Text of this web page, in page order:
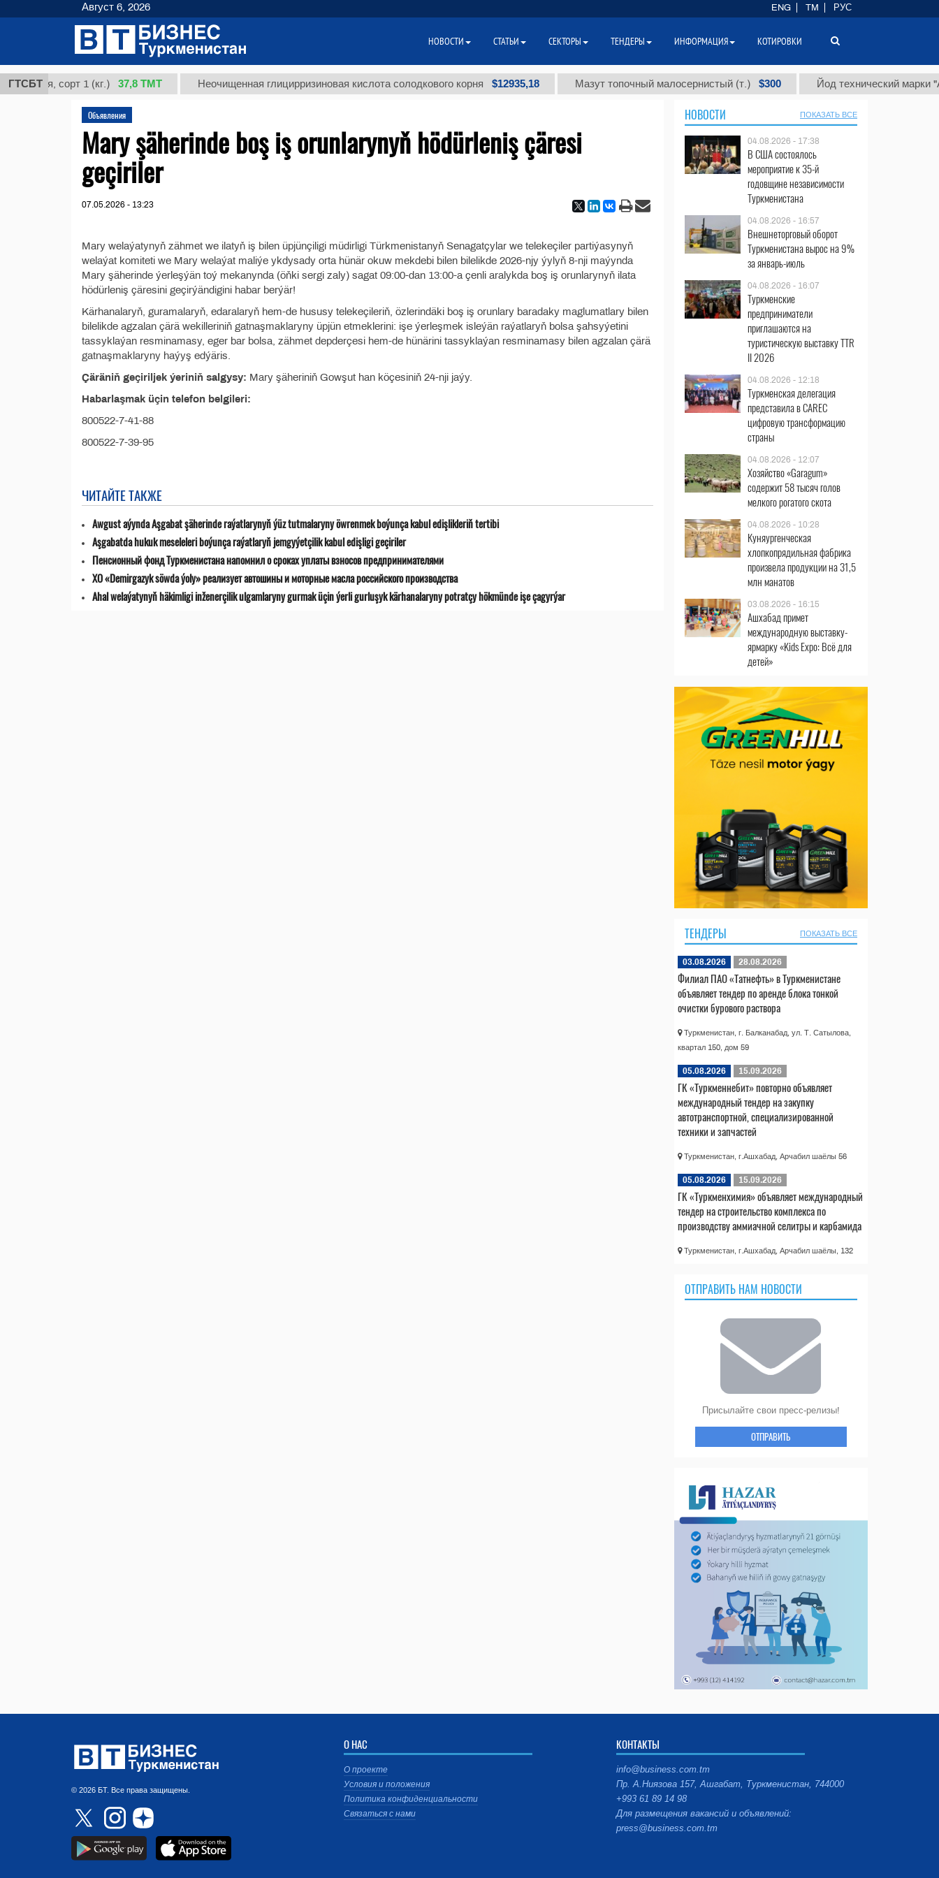
ГТСБТсорт 1 (кг.) 37,8 ТМТ Неочищенная глицирризиновая кислота солодкового корня $12935,18 Мазут топочный малосернистый (т.) $300 Йод технический марки "А"
Объявления
Mary şäherinde boş iş orunlarynyň hödürleniş çäresi
geçiriler
07.05.2026 - 13:23
Mary welaýatynyň zähmet we ilatyň iş bilen üpjünçiligi müdirligi Türkmenistanyň Senagatçylar we telekeçiler partiýasynyň
welaýat komiteti we Mary welaýat maliýe ykdysady orta hünär okuw mekdebi bilen bilelikde 2026-njy ýylyň 8-nji maýynda
Mary şäherinde ýerleşýän toý mekanynda (öňki sergi zaly) sagat 09:00-dan 13:00-a çenli aralykda boş iş orunlarynyň ilata
hödürleniş çäresini geçirýändigini habar berýär!
Kärhanalaryň, guramalaryň, edaralaryň hem-de hususy telekeçileriň, özlerindäki boş iş orunlary baradaky maglumatlary bilen
bilelikde agzalan çärä wekilleriniň gatnaşmaklaryny üpjün etmeklerini: işe ýerleşmek isleýän raýatlaryň bolsa şahsyýetini
tassyklaýan resminamasy, eger bar bolsa, zähmet depderçesi hem-de hünärini tassyklaýan resminamasy bilen agzalan çärä
gatnaşmaklaryny haýyş edýäris.
Çäräniň geçiriljek ýeriniň salgysy: Mary şäheriniň Gowşut han köçesiniň 24-nji jaýy.
Habarlaşmak üçin telefon belgileri:
800522-7-41-88
800522-7-39-95
ЧИТАЙТЕ ТАКЖЕ
Awgust aýynda Aşgabat şäherinde raýatlarynyň ýüz tutmalaryny öwrenmek boýunça kabul edişlikleriň tertibi
Aşgabatda hukuk meseleleri boýunça raýatlaryň jemgyýetçilik kabul edişligi geçiriler
Пенсионный фонд Туркменистана напомнил о сроках уплаты взносов предпринимателями
ХО «Demirgazyk söwda ýoly» реализует автошины и моторные масла российского производства
Ahal welaýatynyň häkimligi inženerçilik ulgamlaryny gurmak üçin ýerli gurluşyk kärhanalaryny potratçy hökmünde işe çagyrýar
НОВОСТИ ПОКАЗАТЬ ВСЕ
04.08.2026 - 17:38
В США состоялось
мероприятие к 35-й
годовщине независимости
Туркменистана
04.08.2026 - 16:57
Внешнеторговый оборот
Туркменистана вырос на 9%
за январь-июль
04.08.2026 - 16:07
Туркменские
предприниматели
приглашаются на
туристическую выставку TTR
II 2026
04.08.2026 - 12:18
Туркменская делегация
представила в CAREC
цифровую трансформацию
страны
04.08.2026 - 12:07
Хозяйство «Garagum»
содержит 58 тысяч голов
мелкого рогатого скота
04.08.2026 - 10:28
Куняургенческая
хлопкопрядильная фабрика
произвела продукции на 31,5
млн манатов
03.08.2026 - 16:15
Ашхабад примет
международную выставку-
ярмарку «Kids Expo: Всё для
детей»
ТЕНДЕРЫ ПОКАЗАТЬ ВСЕ
03.08.2026 28.08.2026
Филиал ПАО «Татнефть» в Туркменистане
объявляет тендер по аренде блока тонкой
очистки бурового раствора
Туркменистан, г. Балканабад, ул. Т. Сатылова,
квартал 150, дом 59
05.08.2026 15.09.2026
ГК «Туркменнебит» повторно объявляет
международный тендер на закупку
автотранспортной, специализированной
техники и запчастей
Туркменистан, г.Ашхабад, Арчабил шаёлы 56
05.08.2026 15.09.2026
ГК «Туркменхимия» объявляет международный
тендер на строительство комплекса по
производству аммиачной селитры и карбамида
Туркменистан, г.Ашхабад, Арчабил шаёлы, 132
ОТПРАВИТЬ НАМ НОВОСТИ
Присылайте свои пресс-релизы!
ОТПРАВИТЬ
© 2026 БТ. Все права защищены.
О НАС
О проекте
Условия и положения
Политика конфиденциальности
Связаться с нами
КОНТАКТЫ
info@business.com.tm
Пр. А.Ниязова 157, Ашгабат, Туркменистан, 744000
+993 61 89 14 98
Для размещения вакансий и объявлений:
press@business.com.tm
Август 6, 2026 ENG TM РУС
НОВОСТИ СТАТЬИ СЕКТОРЫ ТЕНДЕРЫ ИНФОРМАЦИЯ КОТИРОВКИ